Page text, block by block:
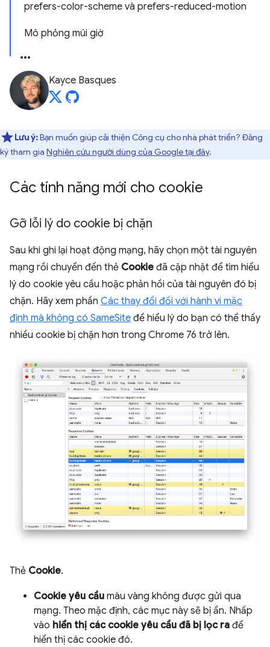
prefers-color-scheme và prefers-reduced-motion
Mô phỏng múi giờ
Kayce Basques
Lưu ý:Bạn muốn giúp cải thiện Công cụ cho nhà phát triển? Đăng
ký tham gia Nghiên cứu người dùng của Google tại đây.
Các tính năng mới cho cookie
Gỡ lỗi lý do cookie bị chặn
Sau khi ghi lại hoạt động mạng, hãy chọn một tài nguyên
mạng rồi chuyển đến thẻ Cookie đã cập nhật để tìm hiểu
lý do cookie yêu cầu hoặc phản hồi của tài nguyên đó bị
chặn. Hãy xem phần Các thay đổi đối với hành vi mặc
định mà không có SameSite để hiểu lý do bạn có thể thấy
nhiều cookie bị chặn hơn trong Chrome 76 trở lên.
Thẻ Cookie.
Cookie yêu cầu màu vàng không được gửi qua
mạng. Theo mặc định, các mục này sẽ bị ẩn. Nhấp
vào hiển thị các cookie yêu cầu đã bị lọc ra để
hiển thị các cookie đó.